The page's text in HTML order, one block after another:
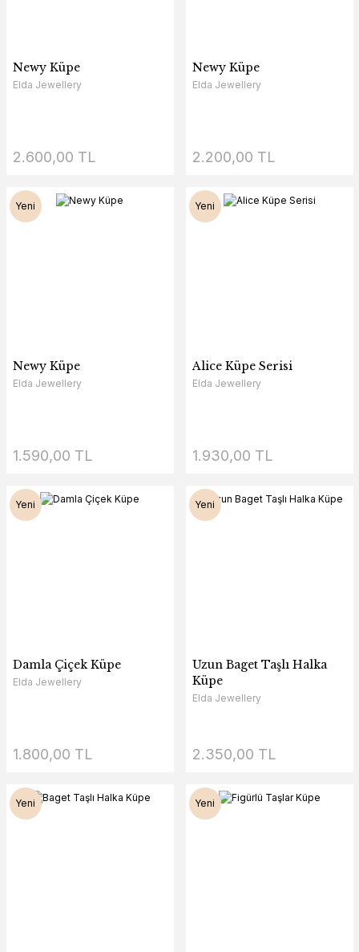
Newy Küpe
Elda Jewellery
2.600,00 TL
Newy Küpe
Elda Jewellery
2.200,00 TL
Yeni
Newy Küpe
Elda Jewellery
1.590,00 TL
Yeni
Alice Küpe Serisi
Elda Jewellery
1.930,00 TL
Yeni
Damla Çiçek Küpe
Elda Jewellery
1.800,00 TL
Yeni
Uzun Baget Taşlı Halka
Küpe
Elda Jewellery
2.350,00 TL
Yeni Yeni